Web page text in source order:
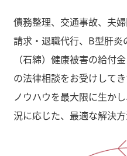
債務整理、交通事故、夫
請求・退職代行、B型肝炎
（石綿）健康被害の給付
の法律相談をお受けして
ノウハウを最大限に生か
況に応じた、最適な解決方